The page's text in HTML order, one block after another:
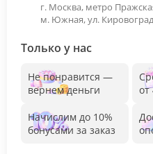
г. Москва, метро
м. Южная, ул.
Только у нас
Не понравится —
вернем деньги
Начислим до 10%
бонусами за заказ
от